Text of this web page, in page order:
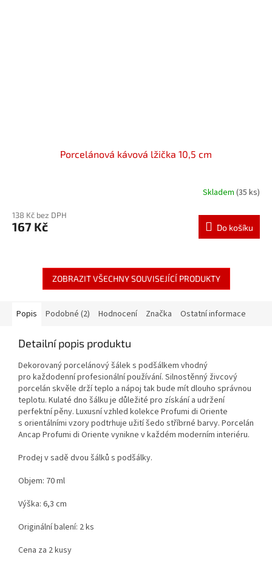
Porcelánová kávová lžička 10,5 cm
Skladem (35 ks)
138 Kč bez DPH
167 Kč Do košíku
ZOBRAZIT VŠECHNY SOUVISEJÍCÍ PRODUKTY
Popis Podobné (2) Hodnocení Značka Ostatní informace
Detailní popis produktu
Dekorovaný porcelánový šálek s podšálkem vhodný
pro každodenní profesionální používání. Silnostěnný živcový
porcelán skvěle drží teplo a nápoj tak bude mít dlouho správnou
teplotu. Kulaté dno šálku je důležité pro získání a udržení
perfektní pěny. Luxusní vzhled kolekce Profumi di Oriente
s orientálními vzory podtrhuje užití šedo stříbrné barvy. Porcelán
Ancap Profumi di Oriente vynikne v každém moderním interiéru.
Prodej v sadě dvou šálků s podšálky.
Objem: 70 ml
Výška: 6,3 cm
Originální balení: 2 ks
Cena za 2 kusy